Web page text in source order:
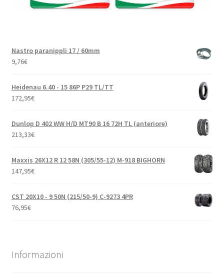
Nastro paranippli 17 / 60mm
9,76€
Heidenau 6.40 - 15 86P P29 TL/TT
172,95€
Dunlop D 402 WW H/D MT90 B 16 72H TL (anteriore)
213,33€
Maxxis 26X12 R 12 58N (305/55-12) M-918 BIGHORN
147,95€
CST 20X10 - 9 50N (215/50-9) C-9273 4PR
76,95€
Informazioni